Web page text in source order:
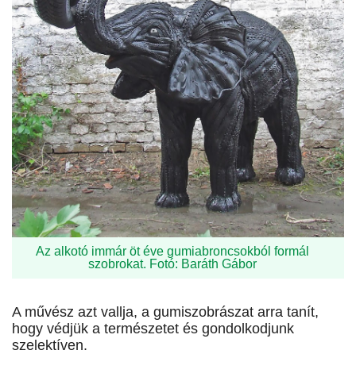
Az alkotó immár öt éve gumiabroncsokból formál
szobrokat. Fotó: Baráth Gábor
A művész azt vallja, a gumiszobrászat arra tanít,
hogy védjük a természetet és gondolkodjunk
szelektíven.